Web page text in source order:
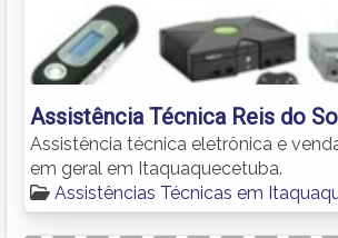
Assistência Técnica Reis do
Assistência técnica eletrônica e
em geral em Itaquaquecetuba.
Assistências Técnicas em